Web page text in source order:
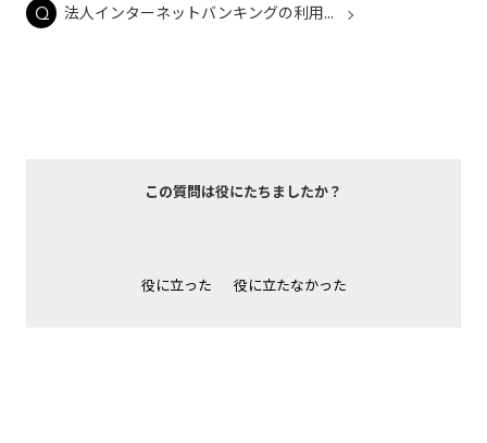
法人インターネットバンキングの利用...
この質問は役にたちましたか？
役に立った 役に立たなかった